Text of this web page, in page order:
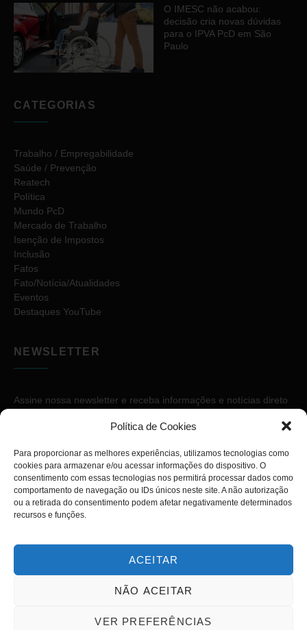
Política de Cookies
Para proporcionar as melhores experiências, utilizamos tecnologias como
cookies para armazenar e/ou acessar informações do dispositivo. O
consentimento com essas tecnologias nos permitirá processar dados como
comportamento de navegação ou IDs únicos neste site. A não autorização
ou a retirada do consentimento podem afetar negativamente determinados
recursos e funções.
ACEITAR
NÃO ACEITAR
VER PREFERÊNCIAS
O IMESC não acabou:
decisão cria novas dúvidas
para o IPVA PcD em São
Paulo
CATEGORIAS
Trabalho / Empregabilidade
Saúde / Prevenção
Reatech
Política
Mundo PcD
Mercado de Trabalho
Isenção de Impostos
Inclusão
Fatos
Fato/Notícia/Atualidades
Eventos
Destaques YouTube
NEWSLETTER
Assine nossa newsletter e receba informações e notícias direto
Copyright © 2026. Diário PcD. Todos os direitos reservados.